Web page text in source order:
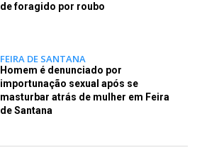
de foragido por roubo
FEIRA DE SANTANA
Homem é denunciado por
importunação sexual após se
masturbar atrás de mulher em Feira
de Santana